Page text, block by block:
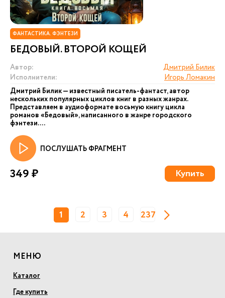
ФАНТАСТИКА. ФЭНТЕЗИ
БЕДОВЫЙ. ВТОРОЙ КОЩЕЙ
Автор:
Дмитрий Билик
Исполнители:
Игорь Ломакин
Дмитрий Билик — известный писатель-фантаст, автор
нескольких популярных циклов книг в разных жанрах.
Представляем в аудиоформате восьмую книгу цикла
романов «Бедовый», написанного в жанре городского
фэнтези. ...
ПОСЛУШАТЬ ФРАГМЕНТ
349 ₽ Купить
1 2 3 4 237
МЕНЮ
Каталог
Где купить